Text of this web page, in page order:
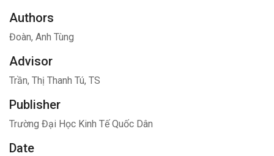
Authors
Đoàn, Anh Tùng
Advisor
Trần, Thị Thanh Tú, TS
Publisher
Trường Đại Học Kinh Tế Quốc Dân
Date